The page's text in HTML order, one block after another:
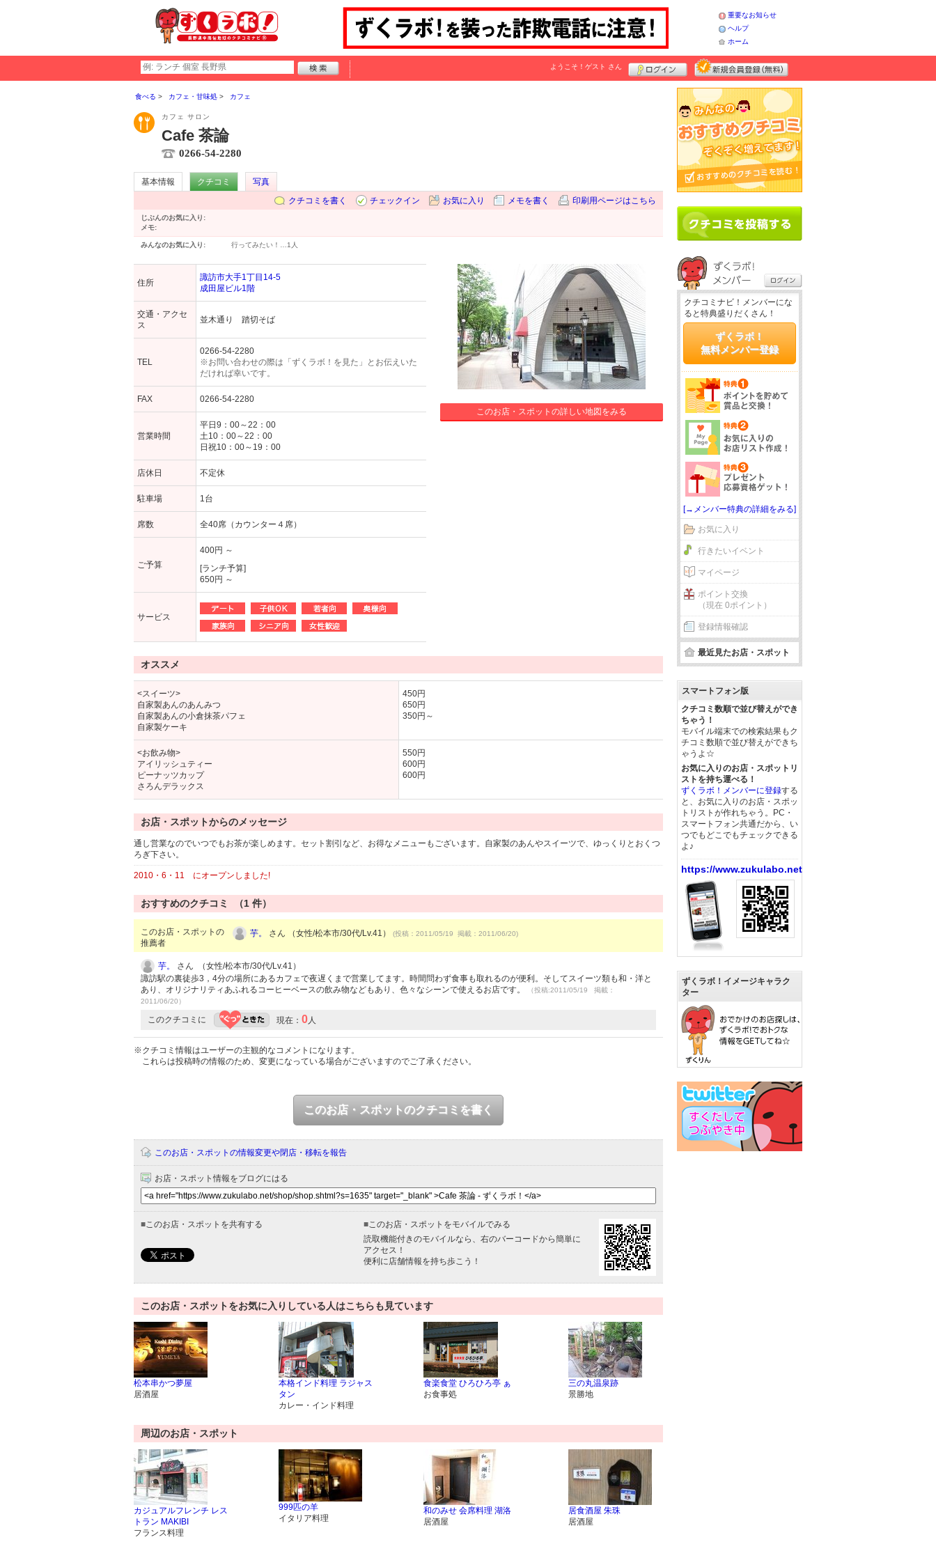
重要なお知らせ
ヘルプ
ホーム
ようこそ！ ゲスト さん
食べる カフェ・甘味処 カフェ
カフェ サロン
Cafe 茶論
0266-54-2280
基本情報 クチコミ
写真
クチコミを書く
チェックイン お気に入り メモを書く 印刷用ページはこちら
じぶんのお気に入り:
メモ:
みんなのお気に入り: 行ってみたい！… 1人
住所
諏訪市大手1丁目14-5
成田屋ビル1階
交通・アクセ
ス
並木通り 踏切そば
TEL
0266-54-2280
※お問い合わせの際は「ずくラボ！を見た」とお伝えいた
だければ幸いです。
FAX 0266-54-2280
営業時間
平日9：00～22：00
土10：00～22：00
日祝10：00～19：00
店休日 不定休
駐車場 1台
席数 全40席（カウンター４席）
ご予算
400円 ～
[ランチ予算]
650円 ～
サービス
このお店・スポットの詳しい地図をみる
オススメ
<スイーツ>
自家製あんのあんみつ
自家製あんの小倉抹茶パフェ
自家製ケーキ
450円
650円
350円～
<お飲み物>
アイリッシュティー
ピーナッツカップ
さろんデラックス
550円
600円
600円
お店・スポットからのメッセージ
通し営業なのでいつでもお茶が楽しめます。セット割引など、お得なメニューもございます。自家製のあんやスイーツで、ゆっくりとおくつ
ろぎ下さい。
2010・6・11 にオープンしました!
おすすめのクチコミ （1 件）
このお店・スポットの
推薦者
芋。 さん （女性/松本市/30代/Lv.41） (投稿：2011/05/19 掲載：2011/06/20)
芋。
さん （女性/松本市/30代/Lv.41）
諏訪駅の裏徒歩3，4分の場所にあるカフェで夜遅くまで営業してます。時間問わず食事も取れるのが便利。そしてスイーツ類も和・洋と
あり、オリジナリティあふれるコーヒーベースの飲み物などもあり、色々なシーンで使えるお店です。
（投稿:2011/05/19 掲載：
2011/06/20）
このクチコミに 現在： 0人
※クチコミ情報はユーザーの主観的なコメントになります。
これらは投稿時の情報のため、変更になっている場合がございますのでご了承ください。
このお店・スポットのクチコミを書く
このお店・スポットの情報変更や閉店・移転を報告
お店・スポット情報をブログにはる
■このお店・スポットを共有する ■このお店・スポットをモバイルでみる
読取機能付きのモバイルなら、右のバーコードから簡単に
アクセス！
便利に店舗情報を持ち歩こう！
このお店・スポットをお気に入りしている人はこちらも見ています
松本串かつ夢屋
居酒屋
本格インド料理 ラジャス
タン
カレー・インド料理
食楽食堂 ひろひろ亭 ぁ
お食事処
三の丸温泉跡
景勝地
周辺のお店・スポット
カジュアルフレンチ レス
トラン MAKIBI
フランス料理
999匹の羊
イタリア料理
和のみせ 会席料理 湖洛
居酒屋
居食酒屋 朱珠
居酒屋
クチコミナビ！メンバーにな
ると特典盛りだくさん！
ずくラボ！
無料メンバー登録
[→メンバー特典の詳細をみる]
お気に入り
行きたいイベント
マイページ
ポイント交換
（現在 0ポイント）
登録情報確認
最近見たお店・スポット
スマートフォン版
クチコミ数順で並び替えができ
ちゃう！
モバイル端末での検索結果もク
チコミ数順で並び替えができち
ゃうよ☆
お気に入りのお店・スポットリ
ストを持ち運べる！
ずくラボ！メンバーに登録する
と、お気に入りのお店・スポッ
トリストが作れちゃう。PC・
スマートフォン共通だから、い
つでもどこでもチェックできる
よ♪
https://www.zukulabo.net/
ずくラボ！イメージキャラク
ター